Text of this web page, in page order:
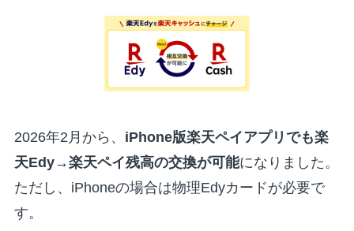
2026年2月から、 iPhone版楽天ペイアプリでも楽
天Edy→楽天ペイ残高の交換が可能になりました。
ただし、iPhoneの場合は物理Edyカードが必要で
す。